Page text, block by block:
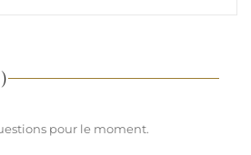
pour le moment.